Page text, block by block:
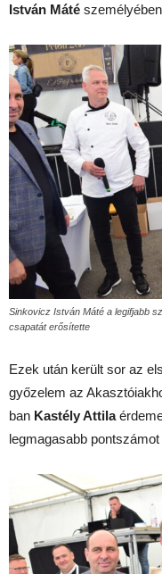
István Máté
Sinkovicz István Máté a legifjabb
csapatát erősítette
Ezek után került sor az
győzelem az
ban Kastély Attila
legmagasabb